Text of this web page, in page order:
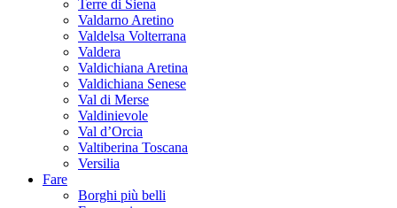
Terre di Siena
Valdarno Aretino
Valdelsa Volterrana
Valdera
Valdichiana Aretina
Valdichiana Senese
Val di Merse
Valdinievole
Val d’Orcia
Valtiberina Toscana
Versilia
Fare
Borghi più belli